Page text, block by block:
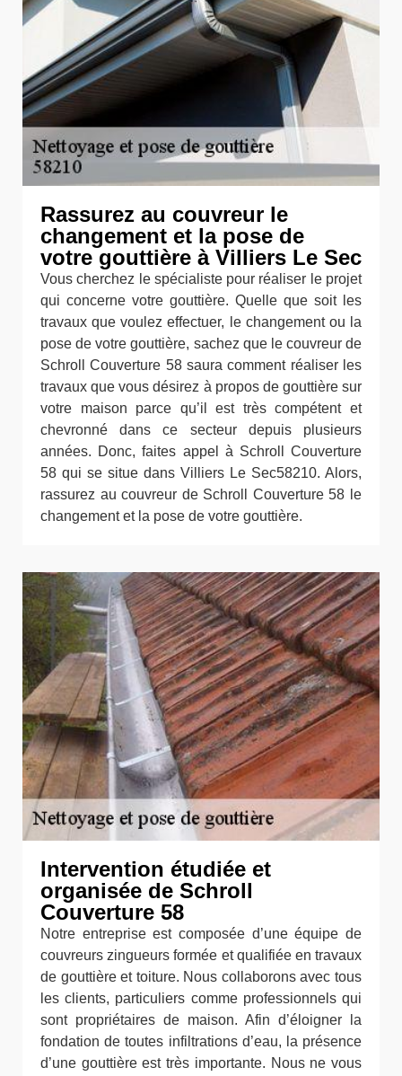
Rassurez au couvreur le
changement et la pose de
votre gouttière à Villiers Le Sec
Vous cherchez le spécialiste pour réaliser le projet
qui concerne votre gouttière. Quelle que soit les
travaux que voulez effectuer, le changement ou la
pose de votre gouttière, sachez que le couvreur de
Schroll Couverture 58 saura comment réaliser les
travaux que vous désirez à propos de gouttière sur
votre maison parce qu’il est très compétent et
chevronné dans ce secteur depuis plusieurs
années. Donc, faites appel à Schroll Couverture
58 qui se situe dans Villiers Le Sec58210. Alors,
rassurez au couvreur de Schroll Couverture 58 le
changement et la pose de votre gouttière.
Intervention étudiée et
organisée de Schroll
Couverture 58
Notre entreprise est composée d’une équipe de
couvreurs zingueurs formée et qualifiée en travaux
de gouttière et toiture. Nous collaborons avec tous
les clients, particuliers comme professionnels qui
sont propriétaires de maison. Afin d’éloigner la
fondation de toutes infiltrations d’eau, la présence
d’une gouttière est très importante. Nous ne vous